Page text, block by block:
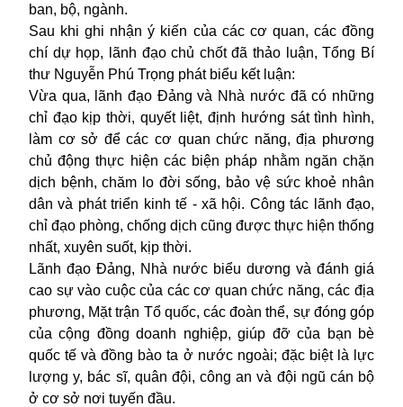
ban, bộ, ngành.
Sau khi ghi nhận ý kiến của các cơ quan, các đồng
chí dự họp, lãnh đạo chủ chốt đã thảo luận, Tổng Bí
thư Nguyễn Phú Trọng phát biểu kết luận:
Vừa qua, lãnh đạo Đảng và Nhà nước đã có những
chỉ đạo kịp thời, quyết liệt, định hướng sát tình hình,
làm cơ sở để các cơ quan chức năng, địa phương
chủ động thực hiện các biện pháp nhằm ngăn chặn
dịch bệnh, chăm lo đời sống, bảo vệ sức khoẻ nhân
dân và phát triển kinh tế - xã hội. Công tác lãnh đạo,
chỉ đạo phòng, chống dịch cũng được thực hiện thống
nhất, xuyên suốt, kịp thời.
Lãnh đạo Đảng, Nhà nước biểu dương và đánh giá
cao sự vào cuộc của các cơ quan chức năng, các địa
phương, Mặt trận Tổ quốc, các đoàn thể, sự đóng góp
của cộng đồng doanh nghiệp, giúp đỡ của bạn bè
quốc tế và đồng bào ta ở nước ngoài; đặc biệt là lực
lượng y, bác sĩ, quân đội, công an và đội ngũ cán bộ
ở cơ sở nơi tuyến đầu.